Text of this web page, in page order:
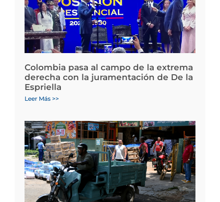
Colombia pasa al campo de la extrema
derecha con la juramentación de De la
Espriella
Leer Más >>